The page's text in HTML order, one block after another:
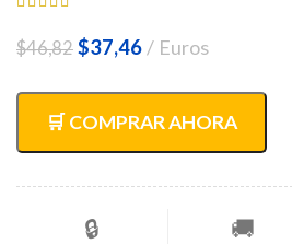
$46,82 El
original
era:
$46,82.
$37,46El
actual
es:
$37,46.
Euros
🛒 COMPRAR AHORA
🔒 🚚